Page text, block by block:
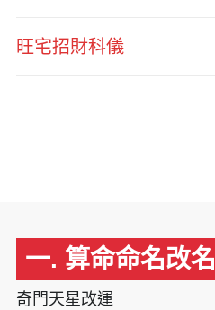
旺宅招財科儀
一. 算命命名改名
奇門天星改運